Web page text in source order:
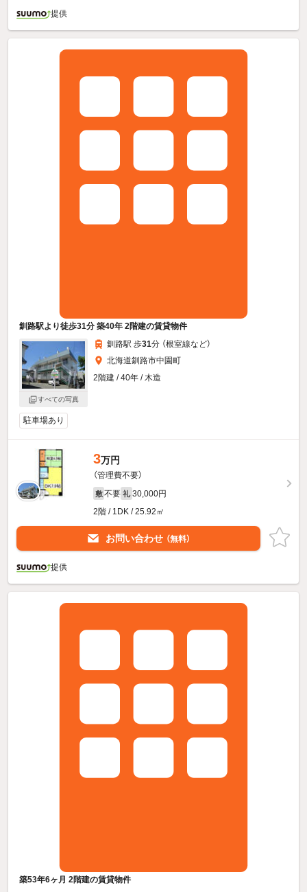
提供
釧路駅より徒歩31分 築40年 2階建の賃貸物件
すべての写真
釧路駅 歩31分 （根室線など）
北海道釧路市中園町
2階建 / 40年 / 木造
駐車場あり
3万円
（管理費不要）
敷 不要 礼 30,000円
2階 / 1DK / 25.92㎡
お問い合わせ （無料）
提供
築53年6ヶ月 2階建の賃貸物件